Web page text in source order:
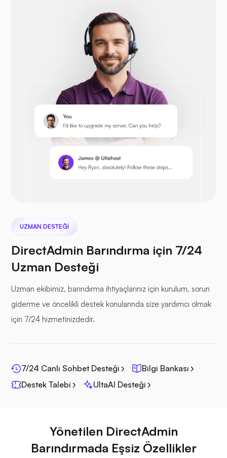
Açık Sepet
Prestashop
Deniz Dosyası
UZMAN DESTEĞI
DirectAdmin Barındırma için 7/24
Uzman Desteği
Uzman ekibimiz, barındırma ihtiyaçlarınız için kurulum, sorun
giderme ve öncelikli destek konularında size yardımcı olmak
için 7/24 hizmetinizdedir.
7/24 Canlı Sohbet Desteği
Bilgi Bankası
Destek Talebi
UltaAI Desteği
Yönetilen DirectAdmin
Barındırmada Eşsiz Özellikler